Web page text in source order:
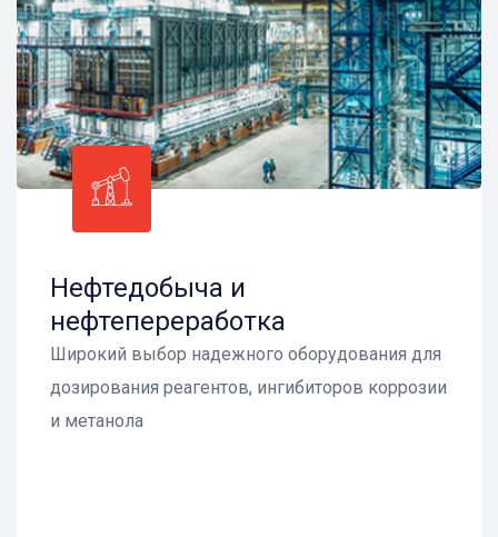
Нефтедобыча и
нефтепереработка
Широкий выбор надежного оборудования для
дозирования реагентов, ингибиторов коррозии
и метанола